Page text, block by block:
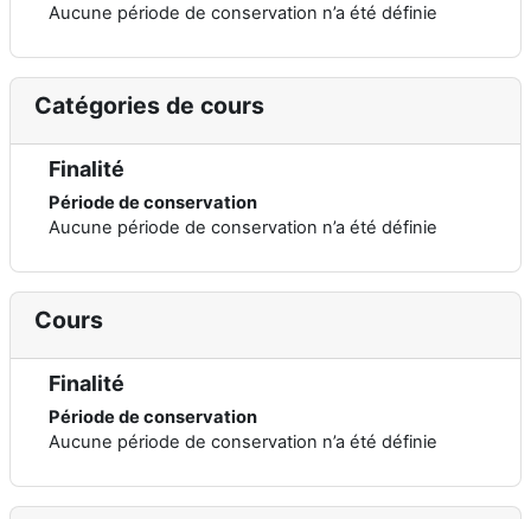
Aucune période de conservation n’a été définie
Catégories de cours
Finalité
Période de conservation
Aucune période de conservation n’a été définie
Cours
Finalité
Période de conservation
Aucune période de conservation n’a été définie